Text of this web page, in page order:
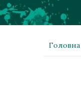
Головна